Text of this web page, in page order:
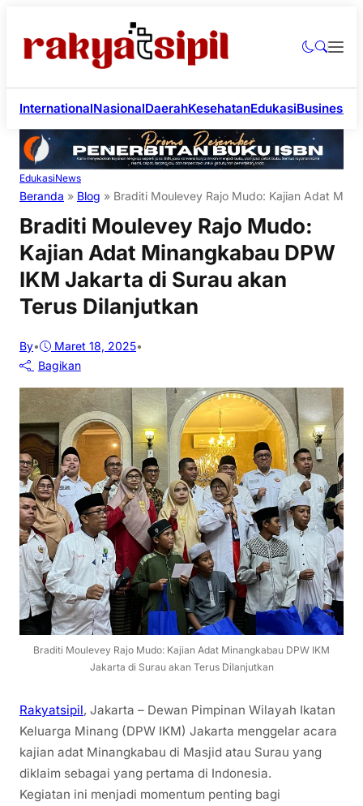
InternationalNasionalDaerahKesehatanEdukasiBusiness
EdukasiNews
Beranda » Blog » Braditi Moulevey Rajo Mudo: Kajian Adat
Braditi Moulevey Rajo Mudo:
Kajian Adat Minangkabau DPW
IKM Jakarta di Surau akan
Terus Dilanjutkan
By• Maret 18, 2025•
Bagikan
Braditi Moulevey Rajo Mudo: Kajian Adat Minangkabau DPW IKM
Jakarta di Surau akan Terus Dilanjutkan
Rakyatsipil, Jakarta – Dewan Pimpinan Wilayah Ikatan
Keluarga Minang (DPW IKM) Jakarta menggelar acara
kajian adat Minangkabau di Masjid atau Surau yang
diklaim sebagai yang pertama di Indonesia.
Kegiatan ini menjadi momentum penting bagi